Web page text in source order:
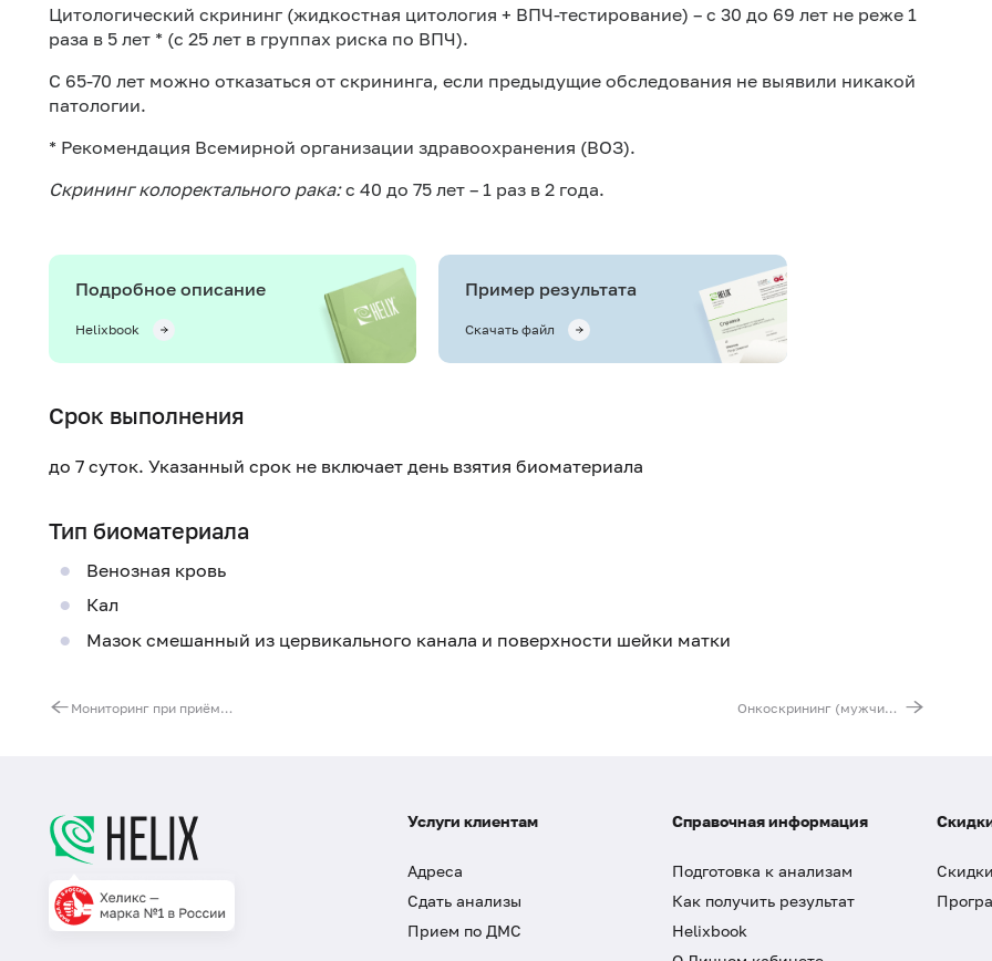
Цитологический скрининг (жидкостная цитология + ВПЧ-тестирование) – с 30 до 69 лет не реже 1
раза в 5 лет * (с 25 лет в группах риска по ВПЧ).
С 65-70 лет можно отказаться от скрининга, если предыдущие обследования не выявили никакой
патологии.
* Рекомендация Всемирной организации здравоохранения (ВОЗ).
Скрининг колоректального рака:с 40 до 75 лет – 1 раз в 2 года.
Подробное описание
Helixbook
Пример результата
Скачать файл
Срок выполнения
до 7 суток. Указанный срок не включает день взятия биоматериала
Тип биоматериала
Венозная кровь
Кал
Мазок смешанный из цервикального канала и поверхности шейки матки
Мониторинг при приёме БАД Онкоскрининг (мужчины)
Услуги клиентам
Адреса
Сдать анализы
Прием по ДМС
Справочная информация
Подготовка к анализам
Как получить результат
Helixbook